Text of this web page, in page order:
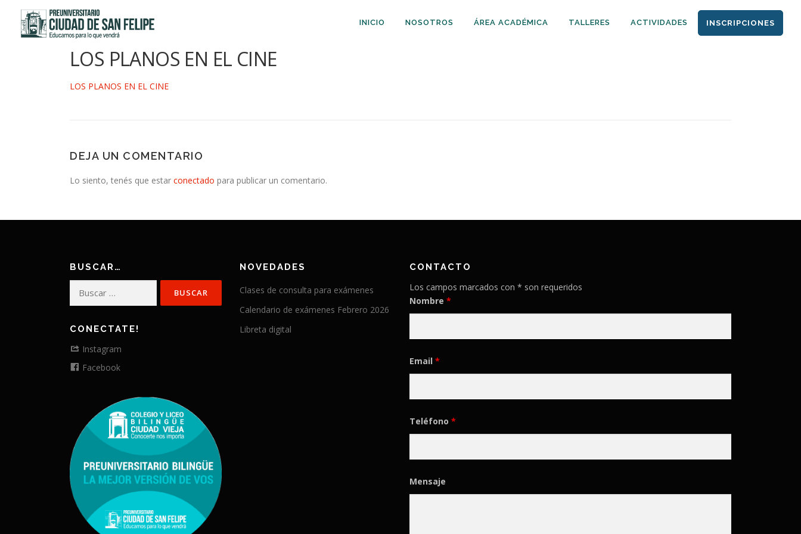
contenido
INICIO NOSOTROS ÁREA ACADÉMICA TALLERES ACTIVIDADES INSCRIPCIONES
LOS PLANOS EN EL CINE
LOS PLANOS EN EL CINE
DEJA UN COMENTARIO
Lo siento, tenés que estar conectado para publicar un comentario.
BUSCAR…
CONECTATE!
Instagram
Facebook
NOVEDADES
Clases de consulta para exámenes
Calendario de exámenes Febrero 2026
Libreta digital
CONTACTO
Los campos marcados con * son requeridos
Nombre *
Email *
Teléfono *
Mensaje